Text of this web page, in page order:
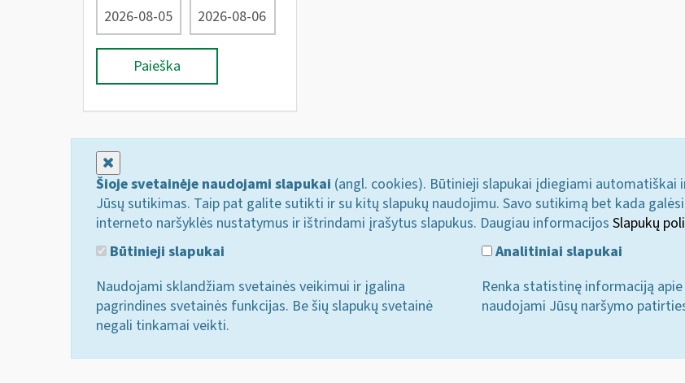
Paieška
Šioje svetainėje naudojami slapukai (angl. cookies). Būtinieji slapukai įdiegiami automatiškai
Jūsų sutikimas. Taip pat galite sutikti ir su kitų slapukų naudojimu. Savo sutikimą bet kada
interneto naršyklės nustatymus ir ištrindami įrašytus slapukus. Daugiau informacijos Slapukų
Būtinieji slapukai
Naudojami sklandžiam svetainės veikimui ir įgalina
pagrindines svetainės funkcijas. Be šių slapukų svetainė
negali tinkamai veikti.
Analitiniai slapukai
Renka statistinę informaciją
naudojami Jūsų naršymo